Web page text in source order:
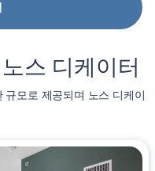
스 디케이터
규모로 제공되며 노스 디케이